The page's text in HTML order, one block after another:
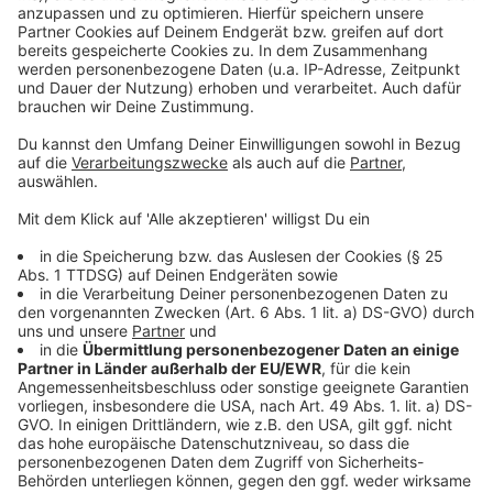
Über einen möglichen Lockdown könnte morgen auch
bei einer Videoschalte mit Kanzlerin Merkel und den
Länderchefs gesprochen werden.
Weitere Infos und Links zum Thema:
Unsere Sonderseite zum Corona-Virus!
Infos der Stadt zur Corona-Pandemie!
Lockdown!
Anzeige
Anzeige